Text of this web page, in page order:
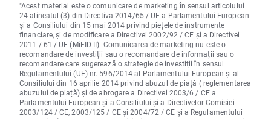
"Acest material este o comunicare de marketing în sensul articolului
24 alineatul (3) din Directiva 2014/65 / UE a Parlamentului European
și a Consiliului din 15 mai 2014 privind piețele de instrumente
financiare, și de modificare a Directivei 2002/92 / CE și a Directivei
2011 / 61 / UE (MiFID II). Comunicarea de marketing nu este o
recomandare de investiții sau o recomandare de informații sau o
recomandare care sugerează o strategie de investiții în sensul
Regulamentului (UE) nr. 596/2014 al Parlamentului European și al
Consiliului din 16 aprilie 2014 privind abuzul de piață ( reglementarea
abuzului de piață) și de abrogare a Directivei 2003/6 / CE a
Parlamentului European și a Consiliului și a Directivelor Comisiei
2003/124 / CE, 2003/125 / CE și 2004/72 / CE și a Regulamentului